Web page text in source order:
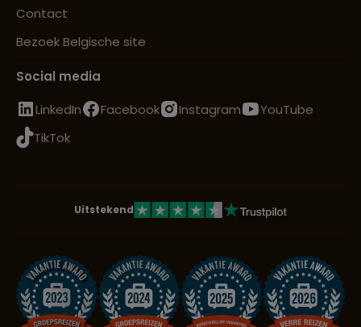
Contact
Bezoek Belgische site
Social media
LinkedIn
Facebook Instagram
YouTube
TikTok
Uitstekend